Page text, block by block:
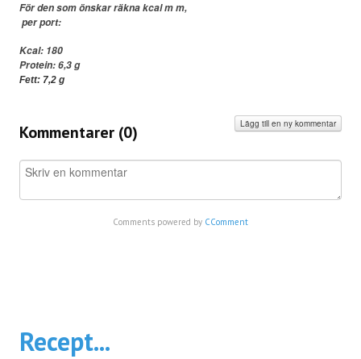
För den som önskar räkna kcal m m,
per port:
Kcal: 180
Protein: 6,3 g
Fett: 7,2 g
Kommentarer (0) Lägg till en ny kommentar
Comments powered by CComment
Recept...